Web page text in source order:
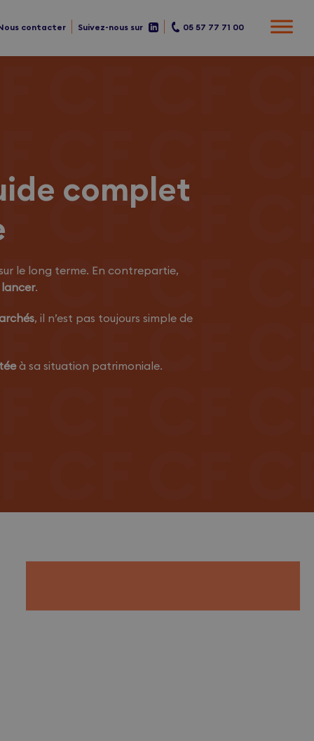
contacter Suivez-nous sur 05 57 77 71 00
complet
le long terme. En contrepartie,
.
, il n’est pas toujours simple de
à sa situation patrimoniale.